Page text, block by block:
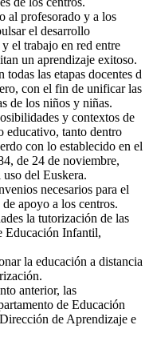
al profesorado y a los
el desarrollo
el trabajo en red entre
un aprendizaje exitoso.
las etapas docentes d
con el fin de unificar las
de los niños y niñas.
y contextos de
educativo, tanto dentro
con lo establecido en el
de 24 de noviembre,
del Euskera.
necesarios para el
apoyo a los centros.
la tutorización de las
Educación Infantil,
la educación a distancia
anterior, las
de Educación
de Aprendizaje e